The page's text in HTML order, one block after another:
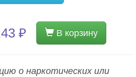
₽ В корзину
о наркотических или